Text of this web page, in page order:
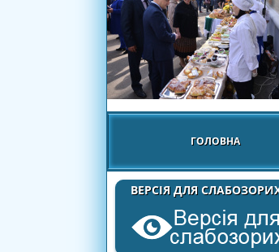
ГОЛОВНА
ВЕРСІЯ ДЛЯ